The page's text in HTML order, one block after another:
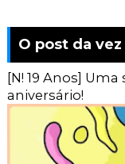
O post da vez
[N! 19 Anos]
aniversário!